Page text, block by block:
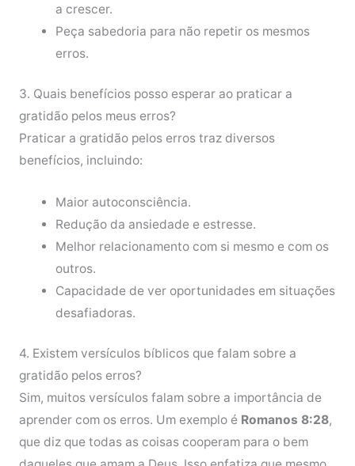
a crescer.
Peça sabedoria para não repetir os mesmos
erros.
3. Quais benefícios posso esperar ao praticar a
gratidão pelos meus erros?
Praticar a gratidão pelos erros traz diversos
benefícios, incluindo:
Maior autoconsciência.
Redução da ansiedade e estresse.
Melhor relacionamento com si mesmo e com os
outros.
Capacidade de ver oportunidades em situações
desafiadoras.
4. Existem versículos bíblicos que falam sobre a
gratidão pelos erros?
Sim, muitos versículos falam sobre a importância de
aprender com os erros. Um exemplo é Romanos 8:28,
que diz que todas as coisas cooperam para o bem